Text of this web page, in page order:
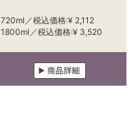
720ml／税込価格:¥ 2,112
1800ml／税込価格:¥ 3,520